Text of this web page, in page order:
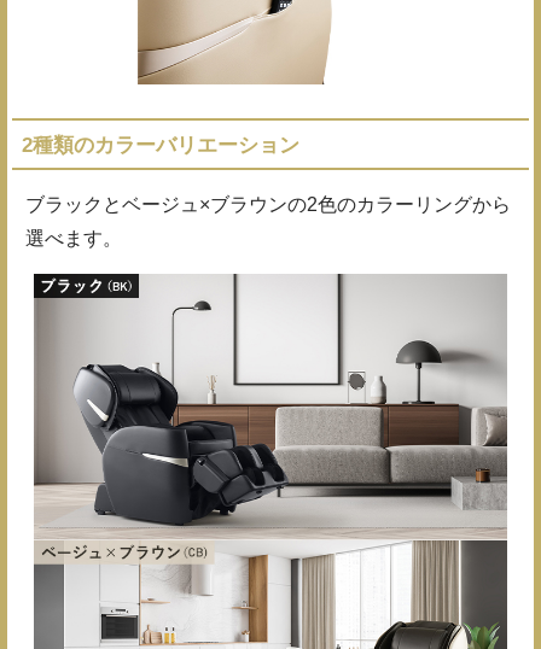
2種類のカラーバリエーション
ブラックとベージュ×ブラウンの2色のカラーリングから
選べます。